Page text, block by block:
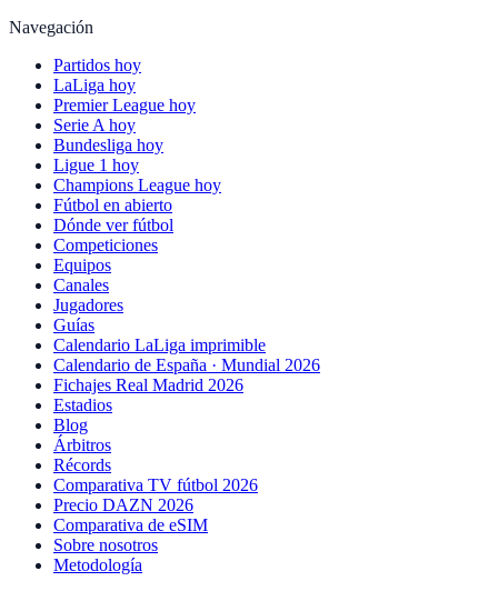
Navegación
Partidos hoy
LaLiga hoy
Premier League hoy
Serie A hoy
Bundesliga hoy
Ligue 1 hoy
Champions League hoy
Fútbol en abierto
Dónde ver fútbol
Competiciones
Equipos
Canales
Jugadores
Guías
Calendario LaLiga imprimible
Calendario de España · Mundial 2026
Fichajes Real Madrid 2026
Estadios
Blog
Árbitros
Récords
Comparativa TV fútbol 2026
Precio DAZN 2026
Comparativa de eSIM
Sobre nosotros
Metodología